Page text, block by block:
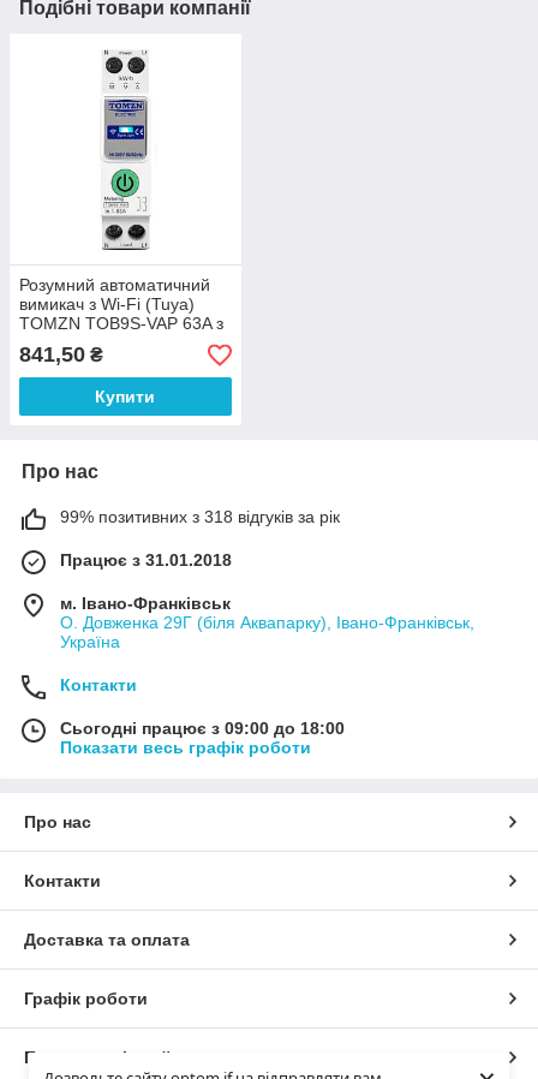
Подібні товари компанії
Розумний автоматичний
вимикач з Wi-Fi (Tuya)
TOMZN TOB9S-VAP 63A з
моніторингом
енергоспоживання та
захисним реле напруги
841,50 ₴
Купити
Про нас
99% позитивних з 318 відгуків за рік
Працює з 31.01.2018
м. Івано-Франківськ
О. Довженка 29Г (біля Аквапарку), Івано-Франківськ,
Україна
Контакти
Сьогодні працює з 09:00 до 18:00
Показати весь графік роботи
Про нас
Контакти
Доставка та оплата
Графік роботи
Повна версія сайту